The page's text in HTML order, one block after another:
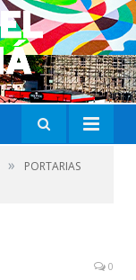
»
PORTARIAS
0